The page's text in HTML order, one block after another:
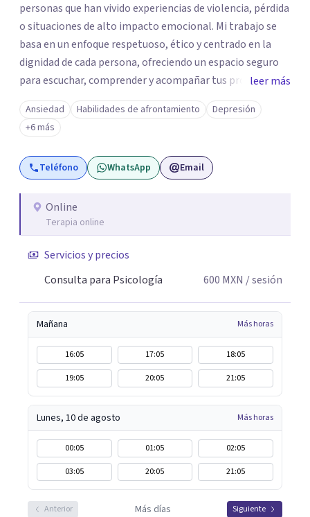
personas que han vivido experiencias de violencia, pérdida
o situaciones de alto impacto emocional. Mi trabajo se
basa en un enfoque respetuoso, ético y centrado en la
dignidad de cada persona, ofreciendo un espacio seguro
para escuchar, comprender y acompañar tus procesos
emocionales a tu propio ritmo. Creo firmemente en la
importancia de construir juntos herramientas que
fortalezcan el bienestar, la autonomía y el sentido de
vida. Será un gusto acompañarte en este proceso. Quedo
atento para resolver cualquier duda y acordar una cita. Un
leer más
Ansiedad Habilidades de afrontamiento
Depresión
+6 más
Teléfono WhatsApp Email
Online
Terapia online
Servicios y precios
Consulta para Psicología
600 MXN / sesión
Mañana Más horas
16:05 17:05
18:05
19:05
20:05 21:05
Lunes, 10 de agosto Más horas
00:05 01:05
02:05
03:05
20:05 21:05
Anterior Más días Siguiente